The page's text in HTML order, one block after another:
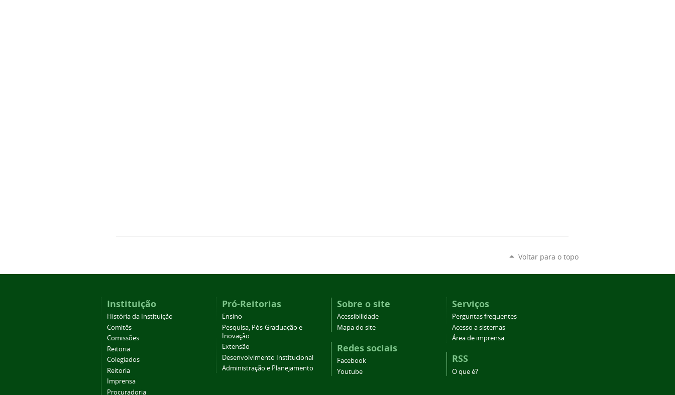
Voltar para o topo
Instituição
História da Instituição
Comitês
Comissões
Reitoria
Colegiados
Reitoria
Imprensa
Procuradoria
Pró-Reitorias
Ensino
Pesquisa, Pós-Graduação e
Inovação
Extensão
Desenvolvimento Institucional
Administração e Planejamento
Sobre o site
Acessibilidade
Mapa do site
Redes sociais
Facebook
Youtube
Serviços
Perguntas frequentes
Acesso a sistemas
Área de imprensa
RSS
O que é?